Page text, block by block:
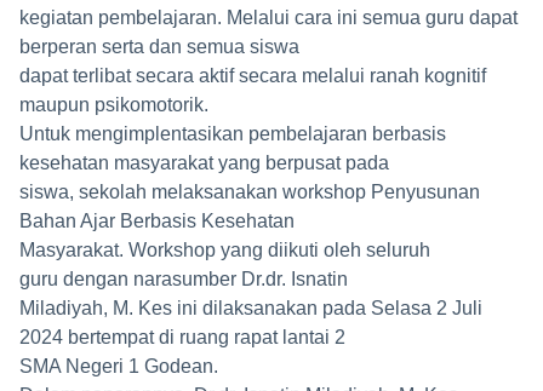
kegiatan pembelajaran. Melalui cara ini semua guru dapat
berperan serta dan semua siswa
dapat terlibat secara aktif secara melalui ranah kognitif
maupun psikomotorik.
Untuk mengimplentasikan pembelajaran berbasis
kesehatan masyarakat yang berpusat pada
siswa, sekolah melaksanakan workshop Penyusunan
Bahan Ajar Berbasis Kesehatan
Masyarakat. Workshop yang diikuti oleh seluruh
guru dengan narasumber Dr.dr. Isnatin
Miladiyah, M. Kes ini dilaksanakan pada Selasa 2 Juli
2024 bertempat di ruang rapat lantai 2
SMA Negeri 1 Godean.